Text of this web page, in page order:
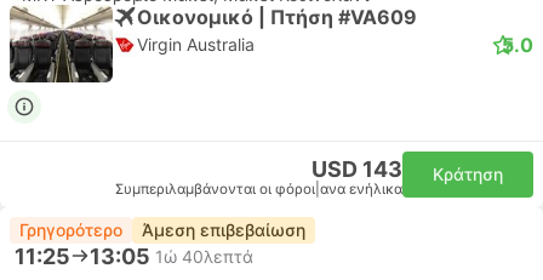
Οικονομικό | Πτήση #VA609
Virgin Australia 5.0
USD 143
Συμπεριλαμβάνονται οι φόροι ανα ενήλικα
Κράτηση
Γρηγορότερο Άμεση επιβεβαίωση
11:25 13:05 1ώ 40λεπτά